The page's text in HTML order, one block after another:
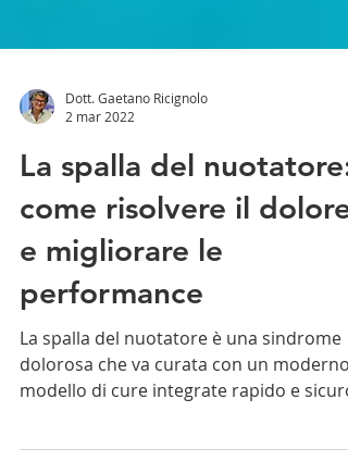
Dott. Gaetano Ricignolo
2 mar 2022
La spalla del nuotatore:
come risolvere il dolore
e migliorare le
performance
La spalla del nuotatore è una sindrome
modello di cure integrate rapido e sicuro.